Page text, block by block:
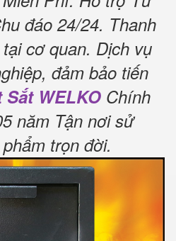
đáo 24/24. Thanh
cơ quan. Dịch vụ
đảm bảo tiến
Sắt WELKO Chính
năm Tận nơi sử
trọn đời.